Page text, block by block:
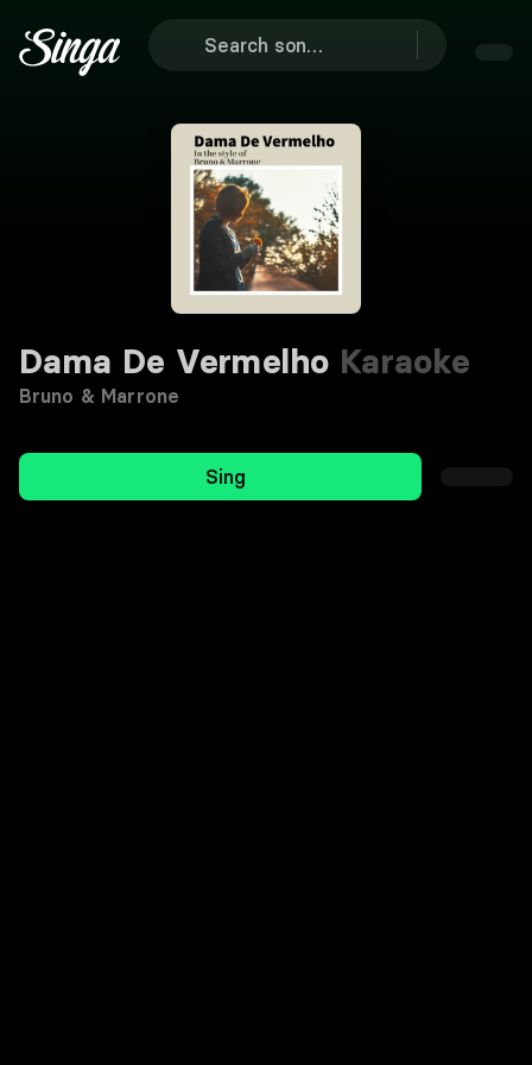
Dama De Vermelho Karaoke
Bruno & Marrone
Sing